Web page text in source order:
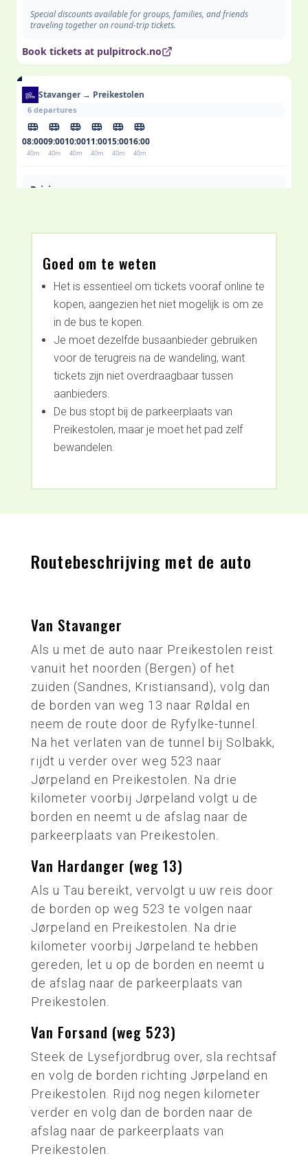
Goed om te weten
Het is essentieel om tickets vooraf online te
kopen, aangezien het niet mogelijk is om ze
in de bus te kopen.
Je moet dezelfde busaanbieder gebruiken
voor de terugreis na de wandeling, want
tickets zijn niet overdraagbaar tussen
aanbieders.
De bus stopt bij de parkeerplaats van
Preikestolen, maar je moet het pad zelf
bewandelen.
Routebeschrijving met de auto
Van Stavanger
Als u met de auto naar Preikestolen reist
vanuit het noorden (Bergen) of het
zuiden (Sandnes, Kristiansand), volg dan
de borden van weg 13 naar Røldal en
neem de route door de Ryfylke-tunnel.
Na het verlaten van de tunnel bij Solbakk,
rijdt u verder over weg 523 naar
Jørpeland en Preikestolen. Na drie
kilometer voorbij Jørpeland volgt u de
borden en neemt u de afslag naar de
parkeerplaats van Preikestolen.
Van Hardanger (weg 13)
Als u Tau bereikt, vervolgt u uw reis door
de borden op weg 523 te volgen naar
Jørpeland en Preikestolen. Na drie
kilometer voorbij Jørpeland te hebben
gereden, let u op de borden en neemt u
de afslag naar de parkeerplaats van
Preikestolen.
Van Forsand (weg 523)
Steek de Lysefjordbrug over, sla rechtsaf
en volg de borden richting Jørpeland en
Preikestolen. Rijd nog negen kilometer
verder en volg dan de borden naar de
afslag naar de parkeerplaats van
Preikestolen.